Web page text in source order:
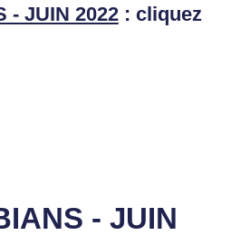
- JUIN 2022: cliquez
- JUIN